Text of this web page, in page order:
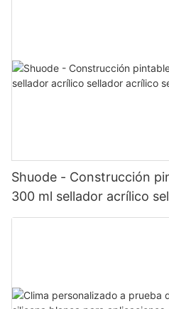
Shuode - Construcción
300 ml sellador acrílico
de silicona